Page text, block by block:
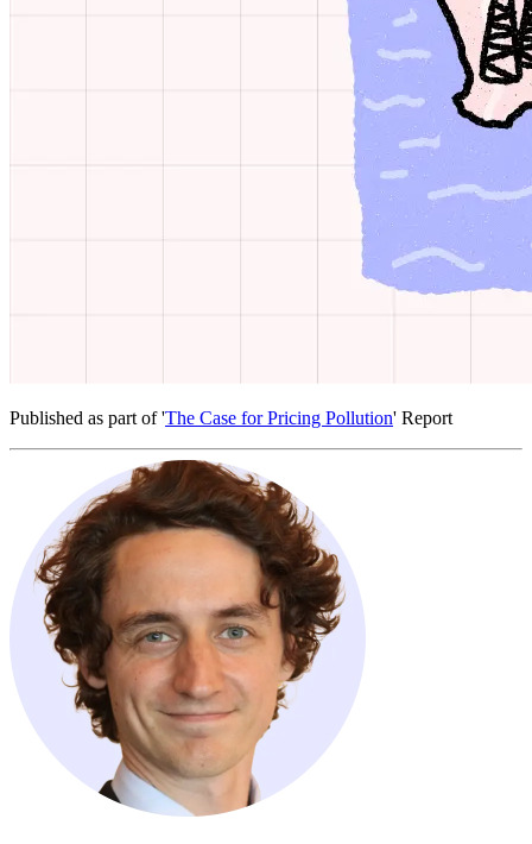
Published as part of '​​​​‌ ‍ ​‍​‍‌‍ ‌ ​‍‌‍‍‌‌‍‌ ‌‍‍‌‌‍ ‍​‍​‍​ ‍‍​‍​‍‌ ​ ‌‍​‌‌‍ ‍‌‍‍‌‌ ‌​‌ ‍‌​‍ ‍‌‍‍‌‌‍ ​‍​‍​‍ ​​‍​‍‌‍‍​‌ ​‍‌‍‌‌‌‍‌‍​‍​‍​ ‍‍​‍​‍‌‍‍​‌ ‌​‌ ‌​‌ ​​​ ‍‍​‍ ​‍ ‌‍ ​‌‍ ‌‍​ ‌‍​‌‌‍ ​‌‍‍​‌‍ ‌ ​ ‌ ‌​​ ‍‍​ ​ ​ ​ ​ ​ ​ ​ ​‍ ‌‍‍‌‌‍ ‍‌ ‌​‌‍‌‌‌‍ ‍‌ ‌​​‍ ‌‍‌‌‌‍‌​‌‍‍‌‌ ‌​​‍ ‌‍ ‌‌‍ ‌‍‌​‌‍‌‌​ ‌‌ ​​‌ ​‍‌‍‌‌‌ ​ ‌‍‌‌‌‍ ‍‌ ‌​‌‍​‌‌ ‌​‌‍‍‌‌‍ ‌‍ ‍​ ‍ ‌‍‍‌‌‍‌​​ ‌​ ​ ​ ​‍​ ​​‌‍‌​​ ​​‌‍‌‌​ ‍​‌‍​‌​‍ ‌​ ‌​​ ​‌​ ​‍‌‍​‌​‍ ‌​ ‌​​ ‌​​ ‌‌​ ​ ​‍ ‌‌‍​‍​ ​‌​ ‌​​ ​ ​‍ ‌​ ‌‍‌‍‌‌‌‍‌‌‌‍‌​​ ‌ ‌‍​‍‌‍​ ‌‍​‌‌‍‌‍​ ‌‌‌‍​ ‌‍‌‍​ ‍ ‌ ‌​‌ ‍‌‌ ​​‌‍‌‌​ ‌‌‍ ‍‌‍‌‌‌ ‌ ‌ ​ ​ ‍ ‌ ​​‌‍​‌‌ ‌​‌‍‍​​ ‌‌‍ ​‌‍ ‌‍​ ‌‍​‌‌ ‌​‌‍‍‌‌‍ ‌‍ ‍‌‌​‍‌‍‌‌‌‍‌‍‌‍‌‌‌ ​‍‌‍‌‌‌‍ ‍‌‍​ ‌‍‌‌​‍‌‌​ ‌‌‌​​‍‌‌ ‌‍‍ ‌‍‌‌‌ ‍‌​‍‌‌​ ​ ‌​‌​​‍‌‌​ ​ ‌​‌​​‍‌‌​ ​‍​ ​‍‌‍‌​​ ‌​​ ‍​​ ‌‍​ ​‌‌‍​ ‌‍‌​‌‍‌‌​ ‌ ‌‍‌‌​ ​‍‌‍​ ​‍‌‌​ ​‍​ ​‍​‍‌‌​ ‌‌‌​‌​​‍ ‍‌‍​ ‌‍‍​‌‍‍‌‌‍ ​‌‍‌​‌ ​‍‌‍‌‌‌‍ ‍​‍‌‌​ ‌‌‌​​‍‌‌ ‌‍‍ ‌‍‌‌‌ ‍‌​‍‌‌​ ​ ‌​‌​​‍‌‌​ ​ ‌​‌​​‍‌‌​ ​‍​ ​‍​ ​‌​ ‌​‌‍​‍​ ‌​​ ‌‌​ ​​‌‍​ ​ ‍‌​ ‍​​ ‍​​ ‌​​ ‌‍​‍‌‌​ ​‍​ ​‍​‍‌‌​ ‌‌‌​‌​​‍ ‍‌ ‌​‌‍‌‌‌ ‍​‌ ‌​​ ‌‍​‍‌‍​‌‌ ​ ‌‍‌‌‌‌‌‌‌ ​‍‌‍ ​​ ‌‌‍‍​‌ ‌​‌ ‌​‌ ​​​‍‌‌​ ​ ‌​​‌​‍‌‌​ ​‍‌​‌‍​‍‌‌​ ​‍‌​‌‍‌‍ ​‌‍ ‌‍​ ‌‍​‌‌‍ ​‌‍‍​‌‍ ‌ ​ ‌ ‌​​‍‌‌​ ​ ‌​​‌​ ​ ​ ​ ​ ​ ​ ​ ​‍‌‍‌‍‍‌‌‍‌​​ ‌​ ​ ​ ​‍​ ​​‌‍‌​​ ​​‌‍‌‌​ ‍​‌‍​‌​‍ ‌​ ‌​​ ​‌​ ​‍‌‍​‌​‍ ‌​ ‌​​ ‌​​ ‌‌​ ​ ​‍ ‌‌‍​‍​ ​‌​ ‌​​ ​ ​‍ ‌​ ‌‍‌‍‌‌‌‍‌‌‌‍‌​​ ‌ ‌‍​‍‌‍​ ‌‍​‌‌‍‌‍​ ‌‌‌‍​ ‌‍‌‍​‍‌‍‌ ‌​‌ ‍‌‌ ​​‌‍‌‌​ ‌‌‍ ‍‌‍‌‌‌ ‌ ‌ ​ ​‍‌‍‌ ​​‌‍​‌‌ ‌​‌‍‍​​ ‌‌‍ ​‌‍ ‌‍​ ‌‍​‌‌ ‌​‌‍‍‌‌‍ ‌‍ ‍‌‌​‍‌‍‌‌‌‍‌‍‌‍‌‌‌ ​‍‌‍‌‌‌‍ ‍‌‍​ ‌‍‌‌​‍‌‌​ ‌‌‌​​‍‌‌ ‌‍‍ ‌‍‌‌‌ ‍‌​‍‌‌​ ​ ‌​‌​​‍‌‌​ ​ ‌​‌​​‍‌‌​ ​‍​ ​‍‌‍‌​​ ‌​​ ‍​​ ‌‍​ ​‌‌‍​ ‌‍‌​‌‍‌‌​ ‌ ‌‍‌‌​ ​‍‌‍​ ​‍‌‌​ ​‍​ ​‍​‍‌‌​ ‌‌‌​‌​​‍ ‍‌‍​ ‌‍‍​‌‍‍‌‌‍ ​‌‍‌​‌ ​‍‌‍‌‌‌‍ ‍​‍‌‌​ ‌‌‌​​‍‌‌ ‌‍‍ ‌‍‌‌‌ ‍‌​‍‌‌​ ​ ‌​‌​​‍‌‌​ ​ ‌​‌​​‍‌‌​ ​‍​ ​‍​ ​‌​ ‌​‌‍​‍​ ‌​​ ‌‌​ ​​‌‍​ ​ ‍‌​ ‍​​ ‍​​ ‌​​ ‌‍​‍‌‌​ ​‍​ ​‍​‍‌‌​ ‌‌‌​‌​​‍ ‍‌ ‌​‌‍‌‌‌ ‍​‌ ‌​​‍‌‍‌ ​​‌‍‌‌‌ ​‍‌ ​ ‌ ​​‌‍‌‌‌‍​ ‌ ‌​‌‍‍‌‌ ‌‍‌‍‌‌​ ‌‌ ​​‌ ‌‌‌‍​‍‌‍ ​‌‍‍‌‌ ​ ‌‍‍​‌‍‌‌‌‍‌​​‍​‍‌ ‌The Case for Pricing Pollution​​​​‌ ‍ ​‍​‍‌‍ ‌ ​‍‌‍‍‌‌‍‌ ‌‍‍‌‌‍ ‍​‍​‍​ ‍‍​‍​‍‌ ​ ‌‍​‌‌‍ ‍‌‍‍‌‌ ‌​‌ ‍‌​‍ ‍‌‍‍‌‌‍ ​‍​‍​‍ ​​‍​‍‌‍‍​‌ ​‍‌‍‌‌‌‍‌‍​‍​‍​ ‍‍​‍​‍‌‍‍​‌ ‌​‌ ‌​‌ ​​​ ‍‍​‍ ​‍ ‌‍ ​‌‍ ‌‍​ ‌‍​‌‌‍ ​‌‍‍​‌‍ ‌ ​ ‌ ‌​​ ‍‍​ ​ ​ ​ ​ ​ ​ ​ ​‍ ‌‍‍‌‌‍ ‍‌ ‌​‌‍‌‌‌‍ ‍‌ ‌​​‍ ‌‍‌‌‌‍‌​‌‍‍‌‌ ‌​​‍ ‌‍ ‌‌‍ ‌‍‌​‌‍‌‌​ ‌‌ ​​‌ ​‍‌‍‌‌‌ ​ ‌‍‌‌‌‍ ‍‌ ‌​‌‍​‌‌ ‌​‌‍‍‌‌‍ ‌‍ ‍​ ‍ ‌‍‍‌‌‍‌​​ ‌​ ​ ​ ​‍​ ​​‌‍‌​​ ​​‌‍‌‌​ ‍​‌‍​‌​‍ ‌​ ‌​​ ​‌​ ​‍‌‍​‌​‍ ‌​ ‌​​ ‌​​ ‌‌​ ​ ​‍ ‌‌‍​‍​ ​‌​ ‌​​ ​ ​‍ ‌​ ‌‍‌‍‌‌‌‍‌‌‌‍‌​​ ‌ ‌‍​‍‌‍​ ‌‍​‌‌‍‌‍​ ‌‌‌‍​ ‌‍‌‍​ ‍ ‌ ‌​‌ ‍‌‌ ​​‌‍‌‌​ ‌‌‍ ‍‌‍‌‌‌ ‌ ‌ ​ ​ ‍ ‌ ​​‌‍​‌‌ ‌​‌‍‍​​ ‌‌‍ ​‌‍ ‌‍​ ‌‍​‌‌ ‌​‌‍‍‌‌‍ ‌‍ ‍‌‌​‍‌‍‌‌‌‍‌‍‌‍‌‌‌ ​‍‌‍‌‌‌‍ ‍‌‍​ ‌‍‌‌​‍‌‌​ ‌‌‌​​‍‌‌ ‌‍‍ ‌‍‌‌‌ ‍‌​‍‌‌​ ​ ‌​‌​​‍‌‌​ ​ ‌​‌​​‍‌‌​ ​‍​ ​‍‌‍‌​​ ‌​​ ‍​​ ‌‍​ ​‌‌‍​ ‌‍‌​‌‍‌‌​ ‌ ‌‍‌‌​ ​‍‌‍​ ​‍‌‌​ ​‍​ ​‍​‍‌‌​ ‌‌‌​‌​​‍ ‍‌‍​ ‌‍‍​‌‍‍‌‌‍ ​‌‍‌​‌ ​‍‌‍‌‌‌‍ ‍​‍‌‌​ ‌‌‌​​‍‌‌ ‌‍‍ ‌‍‌‌‌ ‍‌​‍‌‌​ ​ ‌​‌​​‍‌‌​ ​ ‌​‌​​‍‌‌​ ​‍​ ​‍​ ‍​​ ​​‌‍‌‍​ ‍​​ ‍‌‌‍​‌​ ​‍​ ‌‌​ ​ ​ ​‍‌‍‌‍‌‍​‍​‍‌‌​ ​‍​ ​‍​‍‌‌​ ‌‌‌​‌​​‍ ‍‌ ‌​‌‍‌‌‌ ‍​‌ ‌​​ ‌‍​‍‌‍​‌‌ ​ ‌‍‌‌‌‌‌‌‌ ​‍‌‍ ​​ ‌‌‍‍​‌ ‌​‌ ‌​‌ ​​​‍‌‌​ ​ ‌​​‌​‍‌‌​ ​‍‌​‌‍​‍‌‌​ ​‍‌​‌‍‌‍ ​‌‍ ‌‍​ ‌‍​‌‌‍ ​‌‍‍​‌‍ ‌ ​ ‌ ‌​​‍‌‌​ ​ ‌​​‌​ ​ ​ ​ ​ ​ ​ ​ ​‍‌‍‌‍‍‌‌‍‌​​ ‌​ ​ ​ ​‍​ ​​‌‍‌​​ ​​‌‍‌‌​ ‍​‌‍​‌​‍ ‌​ ‌​​ ​‌​ ​‍‌‍​‌​‍ ‌​ ‌​​ ‌​​ ‌‌​ ​ ​‍ ‌‌‍​‍​ ​‌​ ‌​​ ​ ​‍ ‌​ ‌‍‌‍‌‌‌‍‌‌‌‍‌​​ ‌ ‌‍​‍‌‍​ ‌‍​‌‌‍‌‍​ ‌‌‌‍​ ‌‍‌‍​‍‌‍‌ ‌​‌ ‍‌‌ ​​‌‍‌‌​ ‌‌‍ ‍‌‍‌‌‌ ‌ ‌ ​ ​‍‌‍‌ ​​‌‍​‌‌ ‌​‌‍‍​​ ‌‌‍ ​‌‍ ‌‍​ ‌‍​‌‌ ‌​‌‍‍‌‌‍ ‌‍ ‍‌‌​‍‌‍‌‌‌‍‌‍‌‍‌‌‌ ​‍‌‍‌‌‌‍ ‍‌‍​ ‌‍‌‌​‍‌‌​ ‌‌‌​​‍‌‌ ‌‍‍ ‌‍‌‌‌ ‍‌​‍‌‌​ ​ ‌​‌​​‍‌‌​ ​ ‌​‌​​‍‌‌​ ​‍​ ​‍‌‍‌​​ ‌​​ ‍​​ ‌‍​ ​‌‌‍​ ‌‍‌​‌‍‌‌​ ‌ ‌‍‌‌​ ​‍‌‍​ ​‍‌‌​ ​‍​ ​‍​‍‌‌​ ‌‌‌​‌​​‍ ‍‌‍​ ‌‍‍​‌‍‍‌‌‍ ​‌‍‌​‌ ​‍‌‍‌‌‌‍ ‍​‍‌‌​ ‌‌‌​​‍‌‌ ‌‍‍ ‌‍‌‌‌ ‍‌​‍‌‌​ ​ ‌​‌​​‍‌‌​ ​ ‌​‌​​‍‌‌​ ​‍​ ​‍​ ‍​​ ​​‌‍‌‍​ ‍​​ ‍‌‌‍​‌​ ​‍​ ‌‌​ ​ ​ ​‍‌‍‌‍‌‍​‍​‍‌‌​ ​‍​ ​‍​‍‌‌​ ‌‌‌​‌​​‍ ‍‌ ‌​‌‍‌‌‌ ‍​‌ ‌​​‍‌‍‌ ​​‌‍‌‌‌ ​‍‌ ​ ‌ ​​‌‍‌‌‌‍​ ‌ ‌​‌‍‍‌‌ ‌‍‌‍‌‌​ ‌‌ ​​‌ ‌‌‌‍​‍‌‍ ​‌‍‍‌‌ ​ ‌‍‍​‌‍‌‌‌‍‌​​‍​‍‌ ‌' Report​​​​‌ ‍ ​‍​‍‌‍ ‌ ​‍‌‍‍‌‌‍‌ ‌‍‍‌‌‍ ‍​‍​‍​ ‍‍​‍​‍‌ ​ ‌‍​‌‌‍ ‍‌‍‍‌‌ ‌​‌ ‍‌​‍ ‍‌‍‍‌‌‍ ​‍​‍​‍ ​​‍​‍‌‍‍​‌ ​‍‌‍‌‌‌‍‌‍​‍​‍​ ‍‍​‍​‍‌‍‍​‌ ‌​‌ ‌​‌ ​​​ ‍‍​‍ ​‍ ‌‍ ​‌‍ ‌‍​ ‌‍​‌‌‍ ​‌‍‍​‌‍ ‌ ​ ‌ ‌​​ ‍‍​ ​ ​ ​ ​ ​ ​ ​ ​‍ ‌‍‍‌‌‍ ‍‌ ‌​‌‍‌‌‌‍ ‍‌ ‌​​‍ ‌‍‌‌‌‍‌​‌‍‍‌‌ ‌​​‍ ‌‍ ‌‌‍ ‌‍‌​‌‍‌‌​ ‌‌ ​​‌ ​‍‌‍‌‌‌ ​ ‌‍‌‌‌‍ ‍‌ ‌​‌‍​‌‌ ‌​‌‍‍‌‌‍ ‌‍ ‍​ ‍ ‌‍‍‌‌‍‌​​ ‌​ ​ ​ ​‍​ ​​‌‍‌​​ ​​‌‍‌‌​ ‍​‌‍​‌​‍ ‌​ ‌​​ ​‌​ ​‍‌‍​‌​‍ ‌​ ‌​​ ‌​​ ‌‌​ ​ ​‍ ‌‌‍​‍​ ​‌​ ‌​​ ​ ​‍ ‌​ ‌‍‌‍‌‌‌‍‌‌‌‍‌​​ ‌ ‌‍​‍‌‍​ ‌‍​‌‌‍‌‍​ ‌‌‌‍​ ‌‍‌‍​ ‍ ‌ ‌​‌ ‍‌‌ ​​‌‍‌‌​ ‌‌‍ ‍‌‍‌‌‌ ‌ ‌ ​ ​ ‍ ‌ ​​‌‍​‌‌ ‌​‌‍‍​​ ‌‌‍ ​‌‍ ‌‍​ ‌‍​‌‌ ‌​‌‍‍‌‌‍ ‌‍ ‍‌‌​‍‌‍‌‌‌‍‌‍‌‍‌‌‌ ​‍‌‍‌‌‌‍ ‍‌‍​ ‌‍‌‌​‍‌‌​ ‌‌‌​​‍‌‌ ‌‍‍ ‌‍‌‌‌ ‍‌​‍‌‌​ ​ ‌​‌​​‍‌‌​ ​ ‌​‌​​‍‌‌​ ​‍​ ​‍‌‍‌​​ ‌​​ ‍​​ ‌‍​ ​‌‌‍​ ‌‍‌​‌‍‌‌​ ‌ ‌‍‌‌​ ​‍‌‍​ ​‍‌‌​ ​‍​ ​‍​‍‌‌​ ‌‌‌​‌​​‍ ‍‌‍​ ‌‍‍​‌‍‍‌‌‍ ​‌‍‌​‌ ​‍‌‍‌‌‌‍ ‍​‍‌‌​ ‌‌‌​​‍‌‌ ‌‍‍ ‌‍‌‌‌ ‍‌​‍‌‌​ ​ ‌​‌​​‍‌‌​ ​ ‌​‌​​‍‌‌​ ​‍​ ​‍‌‍​ ​ ‌‌​ ‌​‌‍‌​​ ‌​​ ‍‌​ ​‌​ ‍‌​ ‌‌​ ‍‌‌‍‌‌​ ​‍​‍‌‌​ ​‍​ ​‍​‍‌‌​ ‌‌‌​‌​​‍ ‍‌ ‌​‌‍‌‌‌ ‍​‌ ‌​​ ‌‍​‍‌‍​‌‌ ​ ‌‍‌‌‌‌‌‌‌ ​‍‌‍ ​​ ‌‌‍‍​‌ ‌​‌ ‌​‌ ​​​‍‌‌​ ​ ‌​​‌​‍‌‌​ ​‍‌​‌‍​‍‌‌​ ​‍‌​‌‍‌‍ ​‌‍ ‌‍​ ‌‍​‌‌‍ ​‌‍‍​‌‍ ‌ ​ ‌ ‌​​‍‌‌​ ​ ‌​​‌​ ​ ​ ​ ​ ​ ​ ​ ​‍‌‍‌‍‍‌‌‍‌​​ ‌​ ​ ​ ​‍​ ​​‌‍‌​​ ​​‌‍‌‌​ ‍​‌‍​‌​‍ ‌​ ‌​​ ​‌​ ​‍‌‍​‌​‍ ‌​ ‌​​ ‌​​ ‌‌​ ​ ​‍ ‌‌‍​‍​ ​‌​ ‌​​ ​ ​‍ ‌​ ‌‍‌‍‌‌‌‍‌‌‌‍‌​​ ‌ ‌‍​‍‌‍​ ‌‍​‌‌‍‌‍​ ‌‌‌‍​ ‌‍‌‍​‍‌‍‌ ‌​‌ ‍‌‌ ​​‌‍‌‌​ ‌‌‍ ‍‌‍‌‌‌ ‌ ‌ ​ ​‍‌‍‌ ​​‌‍​‌‌ ‌​‌‍‍​​ ‌‌‍ ​‌‍ ‌‍​ ‌‍​‌‌ ‌​‌‍‍‌‌‍ ‌‍ ‍‌‌​‍‌‍‌‌‌‍‌‍‌‍‌‌‌ ​‍‌‍‌‌‌‍ ‍‌‍​ ‌‍‌‌​‍‌‌​ ‌‌‌​​‍‌‌ ‌‍‍ ‌‍‌‌‌ ‍‌​‍‌‌​ ​ ‌​‌​​‍‌‌​ ​ ‌​‌​​‍‌‌​ ​‍​ ​‍‌‍‌​​ ‌​​ ‍​​ ‌‍​ ​‌‌‍​ ‌‍‌​‌‍‌‌​ ‌ ‌‍‌‌​ ​‍‌‍​ ​‍‌‌​ ​‍​ ​‍​‍‌‌​ ‌‌‌​‌​​‍ ‍‌‍​ ‌‍‍​‌‍‍‌‌‍ ​‌‍‌​‌ ​‍‌‍‌‌‌‍ ‍​‍‌‌​ ‌‌‌​​‍‌‌ ‌‍‍ ‌‍‌‌‌ ‍‌​‍‌‌​ ​ ‌​‌​​‍‌‌​ ​ ‌​‌​​‍‌‌​ ​‍​ ​‍‌‍​ ​ ‌‌​ ‌​‌‍‌​​ ‌​​ ‍‌​ ​‌​ ‍‌​ ‌‌​ ‍‌‌‍‌‌​ ​‍​‍‌‌​ ​‍​ ​‍​‍‌‌​ ‌‌‌​‌​​‍ ‍‌ ‌​‌‍‌‌‌ ‍​‌ ‌​​‍‌‍‌ ​​‌‍‌‌‌ ​‍‌ ​ ‌ ​​‌‍‌‌‌‍​ ‌ ‌​‌‍‍‌‌ ‌‍‌‍‌‌​ ‌‌ ​​‌ ‌‌‌‍​‍‌‍ ​‌‍‍‌‌ ​ ‌‍‍​‌‍‌‌‌‍‌​​‍​‍‌ ‌